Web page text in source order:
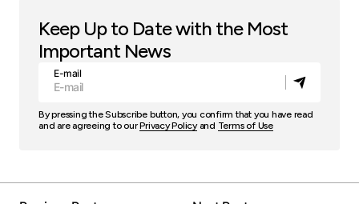
Keep Up to Date with the Most
Important News
E-mail
By pressing the Subscribe button, you confirm that you have read
and are agreeing to ourPrivacy Policyand Terms of Use